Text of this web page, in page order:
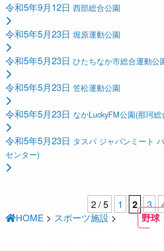
令和5年9月12日 西部総合公園
令和5年5月23日 堀原運動公園
令和5年5月23日 ひたちなか市総合運動公
令和5年5月23日 笠松運動公園
令和5年5月23日 なかLuckyFM公園(那珂
令和5年5月23日 タスパ ジャパンミート
センター)
2 / 5 1 2 3
HOME > スポーツ施設 > 野球